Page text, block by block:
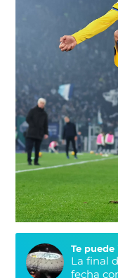
Te
La final
fecha